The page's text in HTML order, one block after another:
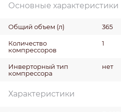
Основные характеристики
Общий объем (л) 365
Количество
компрессоров
1
Инверторный тип
компрессора
нет
Характеристики